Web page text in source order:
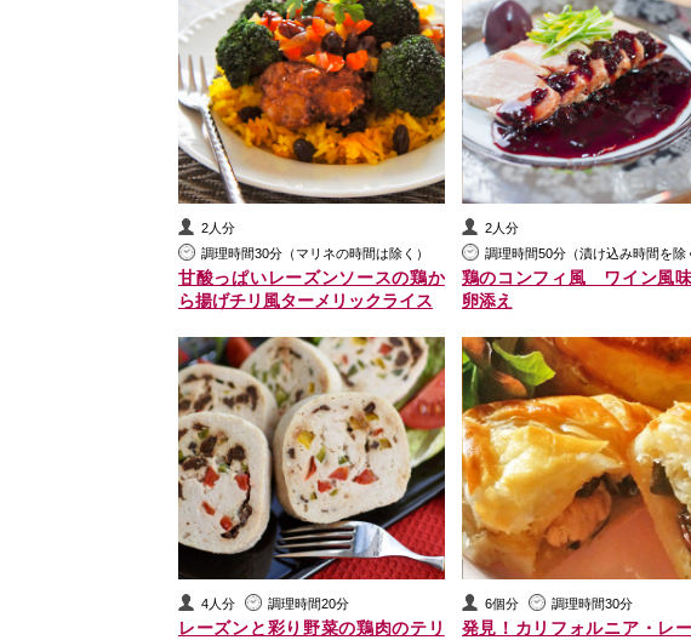
2人分
調理時間30分（マリネの時間は除く）
甘酸っぱいレーズンソースの鶏か
ら揚げチリ風ターメリックライス
2人分
調理時間50分（漬け込み時間を除
鶏のコンフィ風 ワイン風
卵添え
4人分 調理時間20分
レーズンと彩り野菜の鶏肉のテリ
6個分 調理時間30分
発見！カリフォルニア・レ